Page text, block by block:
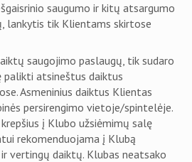
saugumo ir kitų atsargumo
lankytis tik Klientams skirtose
saugojimo paslaugų, tik sudaro
palikti atsineštus daiktus
Asmeninius daiktus Klientas
persirengimo vietoje/spintelėje.
į Klubo užsiėmimų salę
rekomenduojama į Klubą
vertingų daiktų. Klubas neatsako